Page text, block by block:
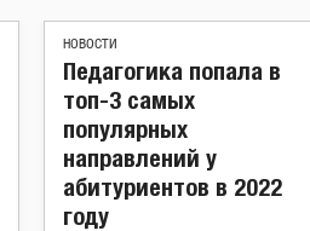
НОВОСТИ
Педагогика попала в
топ-3 самых
популярных
направлений у
абитуриентов в 2022
году